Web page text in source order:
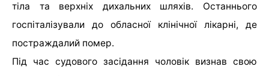
тіла та верхніх дихальних шляхів. Останнього
госпіталізували до обласної клінічної лікарні, де
постраждалий помер.
Під час судового засідання чоловік визнав свою